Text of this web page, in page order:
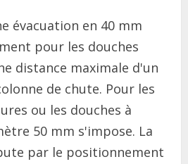
évacuation en 40 mm
pour les douches
distance maximale d'un
de chute. Pour les
ou les douches à
50 mm s'impose. La
par le positionnement